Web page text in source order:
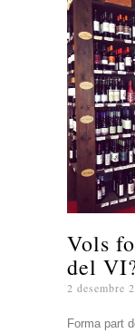
Vols
del
2 desembre
Forma part